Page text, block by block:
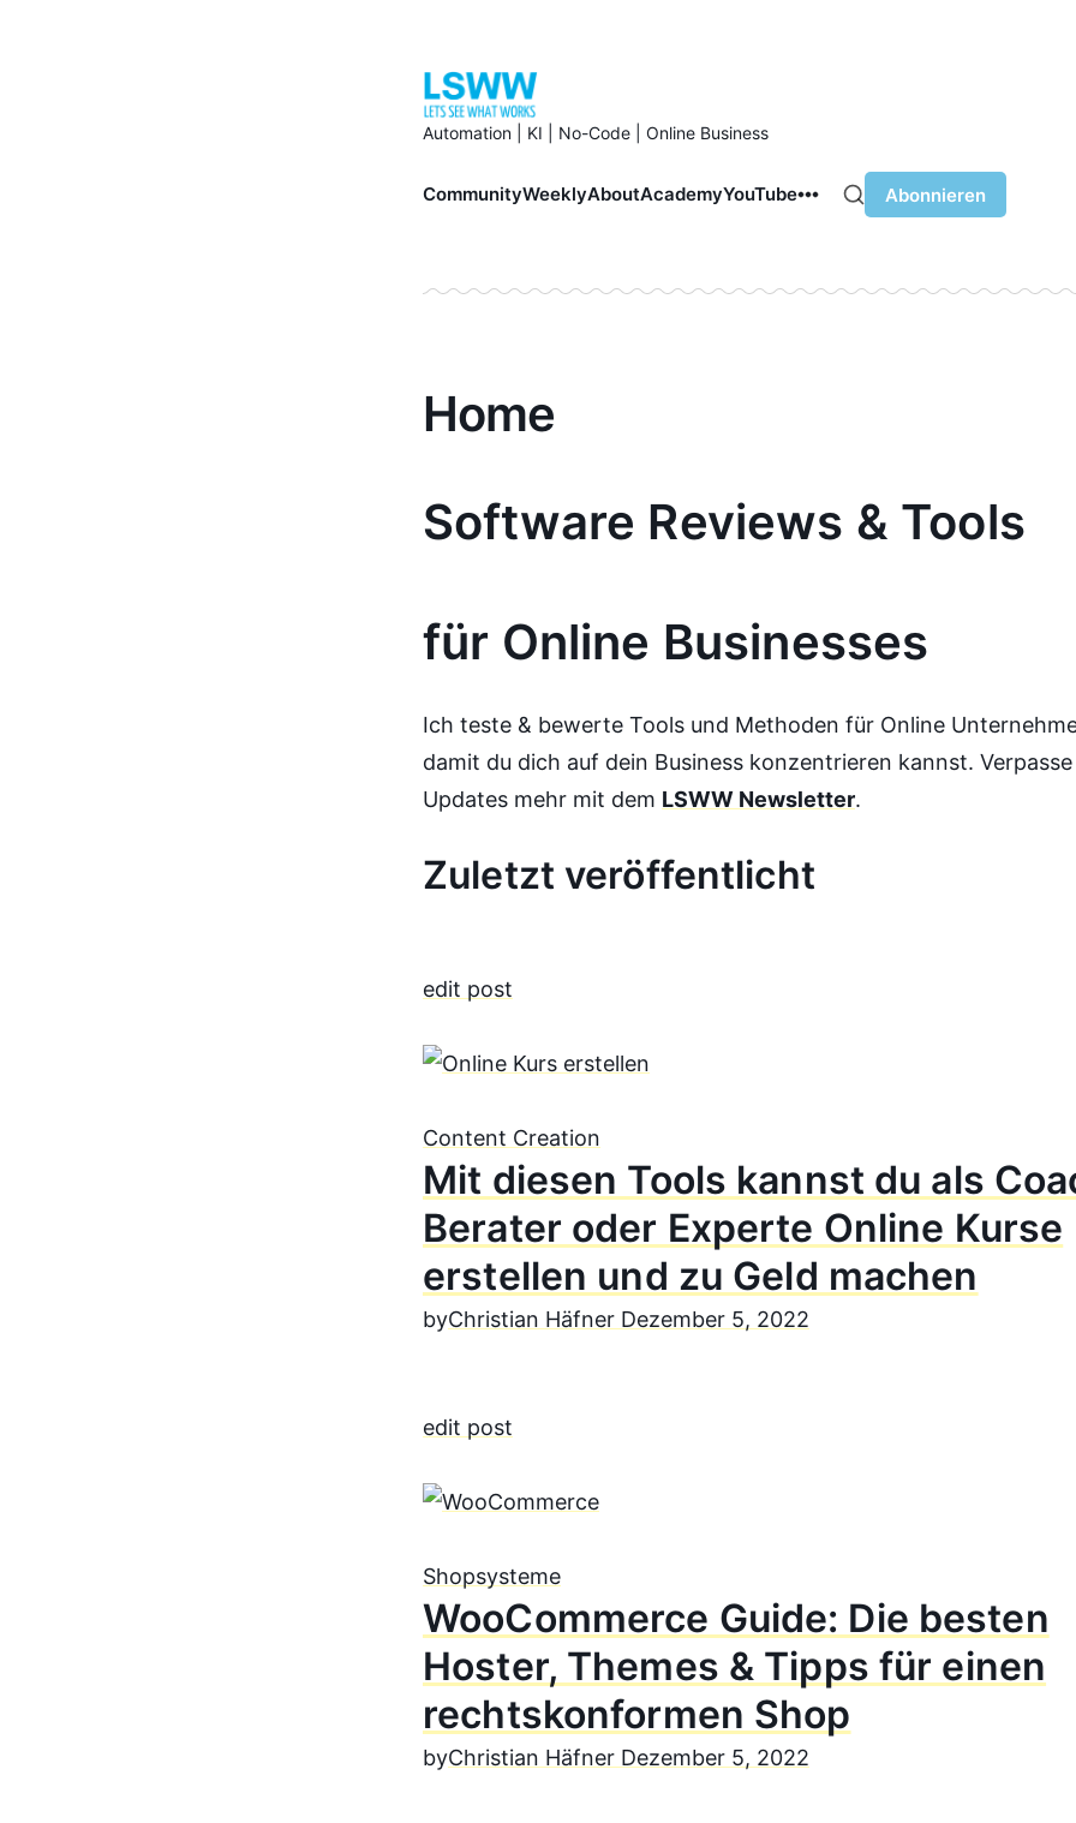
Automation | KI | No-Code | Online Business
CommunityWeeklyAboutAcademyYouTube Abonnieren
Home
Software Reviews & Tools
für Online Businesses
Ich teste & bewerte Tools und Methoden für Online
damit du dich auf dein Business konzentrieren kannst.
Updates mehr mit dem LSWW Newsletter.
Zuletzt veröffentlicht
edit post
Content Creation
Mit diesen Tools kannst du als
Berater oder Experte Online Kurse
erstellen und zu Geld machen
byChristian Häfner Dezember 5, 2022
edit post
Shopsysteme
WooCommerce Guide: Die besten
Hoster, Themes & Tipps für einen
rechtskonformen Shop
byChristian Häfner Dezember 5, 2022